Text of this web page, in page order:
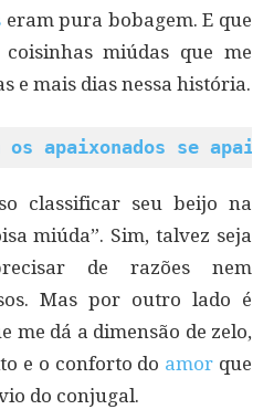
eram pura bobagem. E que
miúdas que me
e mais dias nessa história.
os apaixonados se
classificar seu beijo na
miúda”. Sim, talvez seja
de razões nem
Mas por outro lado é
me dá a dimensão de zelo,
e o conforto do amor que
do conjugal.